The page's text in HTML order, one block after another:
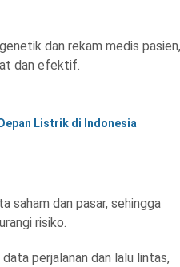
dan rekam medis pasien,
dan efektif.
Listrik di Indonesia
saham dan pasar, sehingga
risiko.
perjalanan dan lalu lintas,